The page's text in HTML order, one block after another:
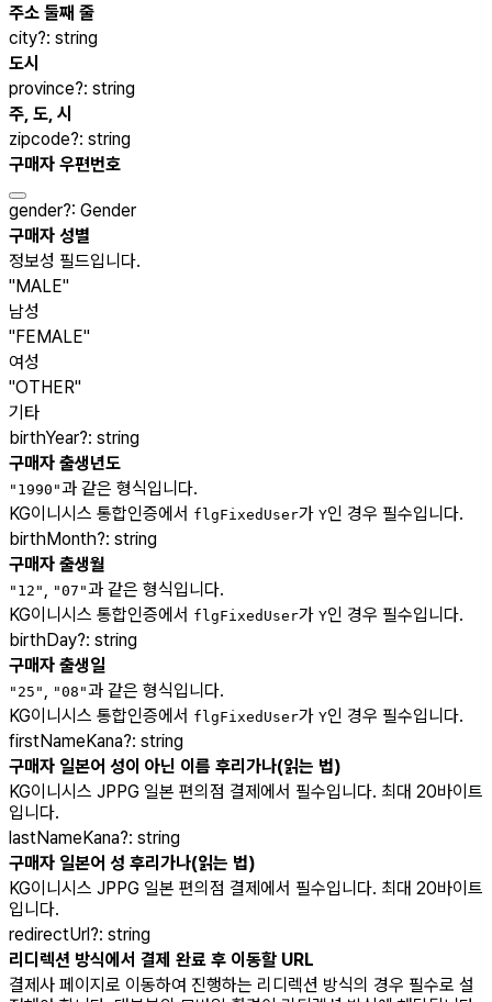
주소 둘째 줄
city?: string
도시
province?: string
주, 도, 시
zipcode?: string
구매자 우편번호
gender?: Gender
구매자 성별
정보성 필드입니다.
"MALE"
남성
"FEMALE"
여성
"OTHER"
기타
birthYear?: string
구매자 출생년도
"1990"과 같은 형식입니다.
KG이니시스 통합인증에서 flgFixedUser가 Y인 경우 필수입니다.
birthMonth?: string
구매자 출생월
"12" , "07"과 같은 형식입니다.
KG이니시스 통합인증에서 flgFixedUser가 Y인 경우 필수입니다.
birthDay?: string
구매자 출생일
"25" , "08"과 같은 형식입니다.
KG이니시스 통합인증에서 flgFixedUser가 Y인 경우 필수입니다.
firstNameKana?: string
구매자 일본어 성이 아닌 이름 후리가나(읽는 법)
KG이니시스 JPPG 일본 편의점 결제에서 필수입니다. 최대 20바이트
입니다.
lastNameKana?: string
구매자 일본어 성 후리가나(읽는 법)
KG이니시스 JPPG 일본 편의점 결제에서 필수입니다. 최대 20바이트
입니다.
redirectUrl ?: string
리디렉션 방식에서 결제 완료 후 이동할 URL
결제사 페이지로 이동하여 진행하는 리디렉션 방식의 경우 필수로 설